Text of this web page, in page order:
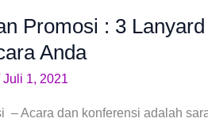
Promosi : 3
Anda
Juli 1, 2021
– Acara dan konferensi adalah